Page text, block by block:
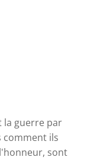
la guerre par
comment ils
sont